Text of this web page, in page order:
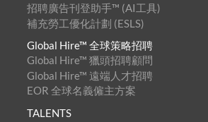
招聘廣告刊登助手™ (AI工具)
補充勞工優化計劃 (ESLS)
Global Hire™ 全球策略招聘
Global Hire™ 獵頭招聘顧問
Global Hire™ 遠端人才招聘
EOR 全球名義僱主方案
TALENTS